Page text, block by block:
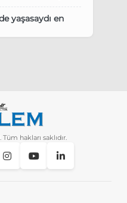
yaşasaydı en
hakları saklıdır.